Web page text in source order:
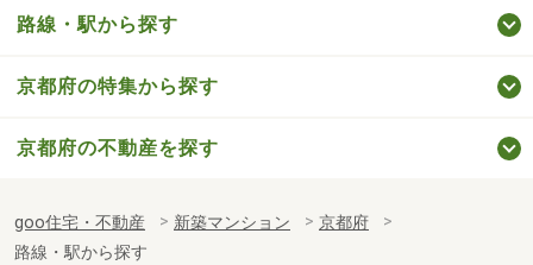
路線・駅から探す
京都府の特集から探す
京都府の不動産を探す
goo住宅・不動産 新築マンション
京都府
路線・駅から探す